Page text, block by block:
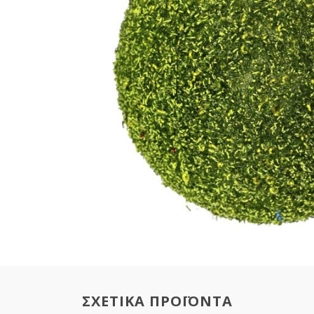
ΣΧΕΤΙΚΑ ΠΡΟΪΟΝΤΑ